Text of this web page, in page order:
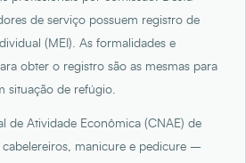
de serviço possuem registro de
(MEI). As formalidades e
obter o registro são as mesmas para
situação de refúgio.
de Atividade Econômica (CNAE) de
cabelereiros, manicure e pedicure –